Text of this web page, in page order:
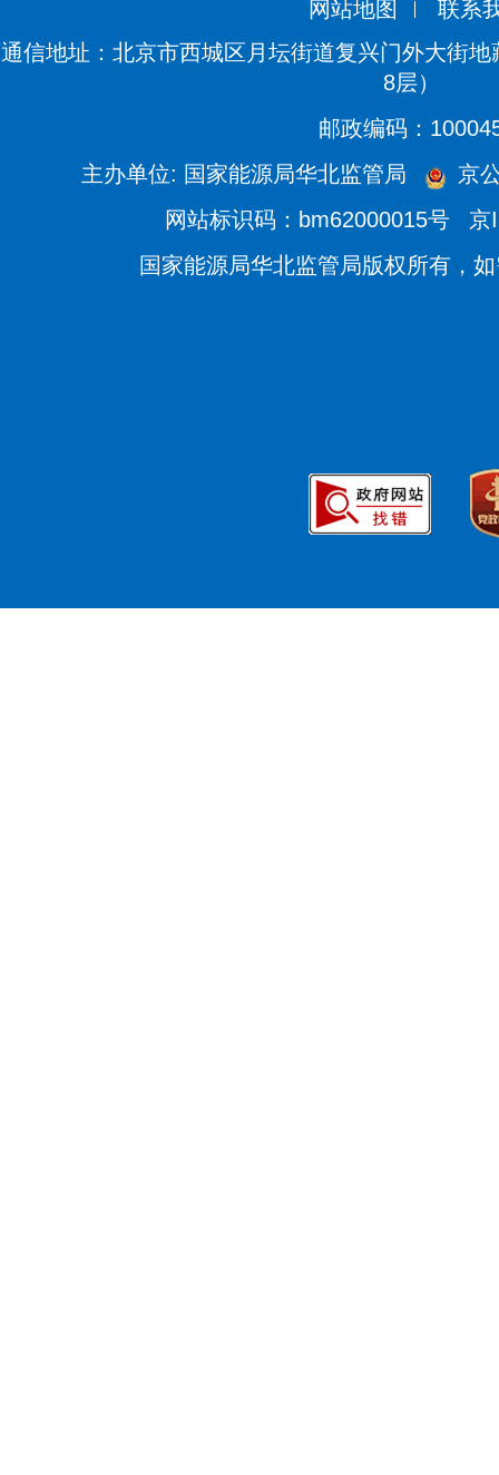
网站地图
联系
通信地址：北京市西城区月坛街道复兴门外大街
8层）
邮政编码：
主办单位: 国家能源局华北监管局
京
网站标识码：bm62000015号
京
国家能源局华北监管局版权所有，